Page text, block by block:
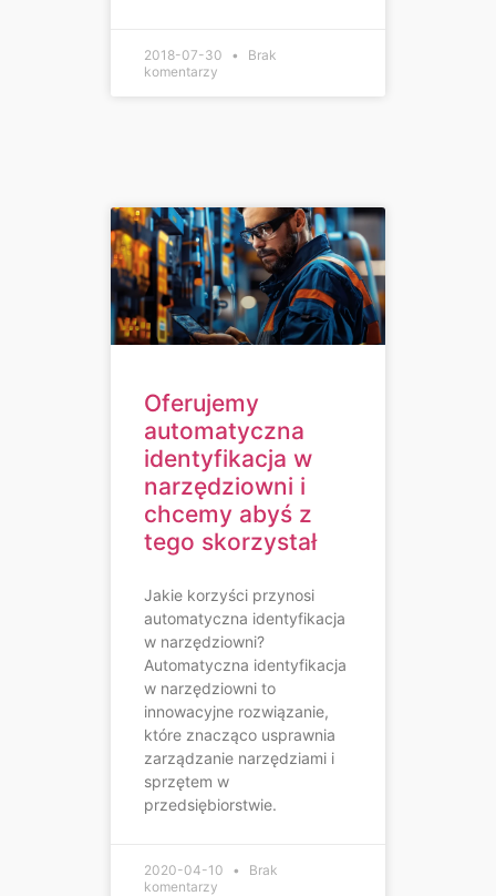
2018-07-30
Brak
komentarzy
Oferujemy
automatyczna
identyfikacja w
narzędziowni i
chcemy abyś z
tego skorzystał
Jakie korzyści przynosi
automatyczna identyfikacja
w narzędziowni?
Automatyczna identyfikacja
w narzędziowni to
innowacyjne rozwiązanie,
które znacząco usprawnia
zarządzanie narzędziami i
sprzętem w
przedsiębiorstwie.
2020-04-10
Brak
komentarzy